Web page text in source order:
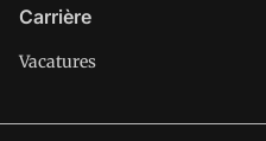
Carrière
Vacatures